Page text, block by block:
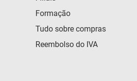
Formação
Tudo sobre compras
Reembolso do IVA